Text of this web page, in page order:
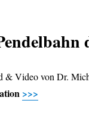
Video von Dr.
>>>